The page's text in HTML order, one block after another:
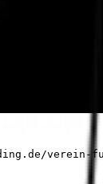
verein-